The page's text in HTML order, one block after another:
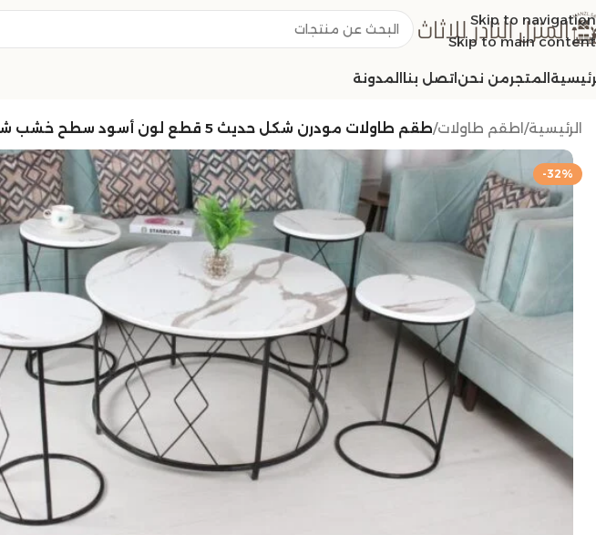
Skip to navigation
Skip to main content
المتجرمن نحن اتصل بنا المدونة
الرئيسية/ اطقم طاولات/طقم طاولات مودرن شكل حديث 5 قطع لون أسود سطح خشب شبيه الرخام
-32%